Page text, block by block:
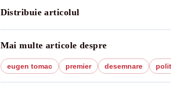
Distribuie articolul
Mai multe articole despre
eugen tomac premier desemnare